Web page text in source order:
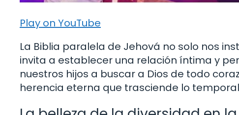
Play on YouTube
La Biblia paralela de Jehová no solo nos
invita a establecer una relación íntima y
nuestros hijos a buscar a Dios de todo
herencia eterna que trasciende lo